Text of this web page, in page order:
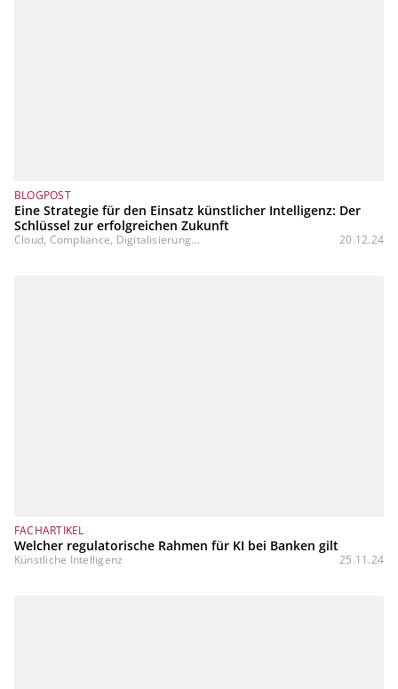
BLOGPOST
Eine Strategie für den Einsatz künstlicher Intelligenz: Der
Schlüssel zur erfolgreichen Zukunft
Cloud, Compliance, Digitalisierung... 20.12.24
FACHARTIKEL
Welcher regulatorische Rahmen für KI bei Banken gilt
Künstliche Intelligenz 25.11.24